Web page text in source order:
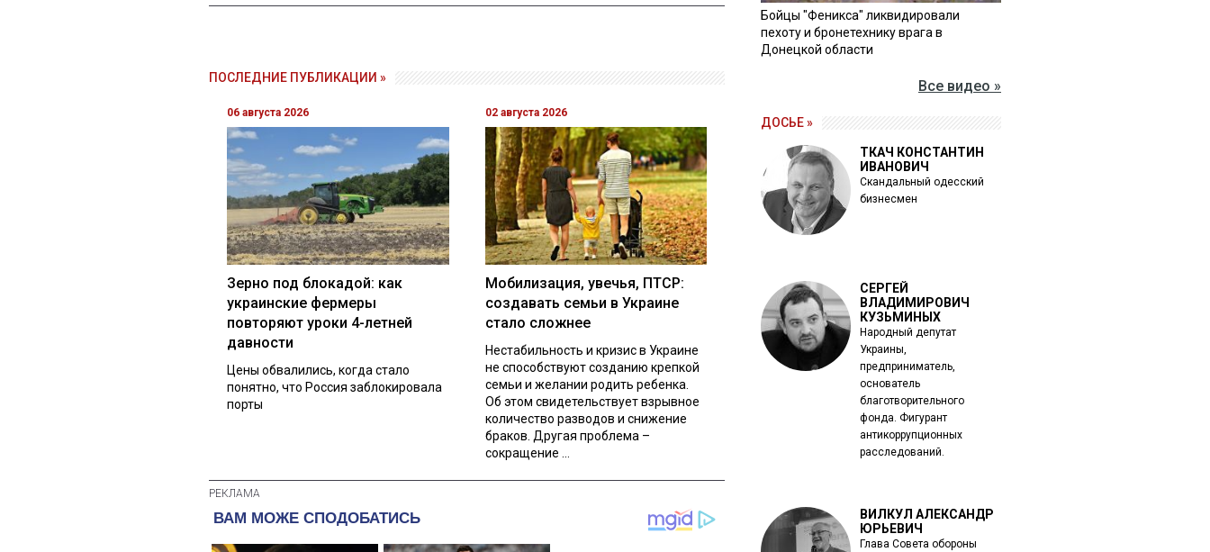
ПОСЛЕДНИЕ ПУБЛИКАЦИИ »
06 августа 2026
Зерно под блокадой: как
украинские фермеры
повторяют уроки 4-летней
давности
Цены обвалились, когда стало
понятно, что Россия заблокировала
порты
02 августа 2026
Мобилизация, увечья, ПТСР:
создавать семьи в Украине
стало сложнее
Нестабильность и кризис в Украине
не способствуют созданию крепкой
семьи и желании родить ребенка.
Об этом свидетельствует взрывное
количество разводов и снижение
браков. Другая проблема –
сокращение ...
Бойцы "Феникса" ликвидировали
пехоту и бронетехнику врага в
Донецкой области
Все видео »
ДОСЬЕ »
ТКАЧ КОНСТАНТИН
ИВАНОВИЧ
Скандальный одесский
бизнесмен
СЕРГЕЙ
ВЛАДИМИРОВИЧ
КУЗЬМИНЫХ
Народный депутат
Украины,
предприниматель,
основатель
благотворительного
фонда. Фигурант
антикоррупционных
расследований.
ВИЛКУЛ АЛЕКСАНДР
ЮРЬЕВИЧ
Глава Совета обороны